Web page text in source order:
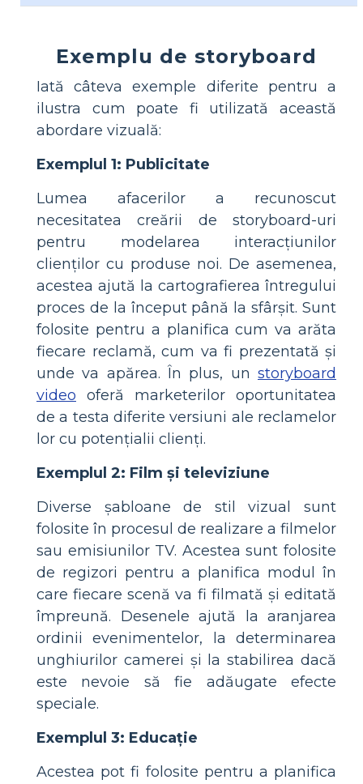
Exemplu de storyboard
Iată câteva exemple diferite pentru a
ilustra cum poate fi utilizată această
abordare vizuală:
Exemplul 1: Publicitate
Lumea afacerilor a recunoscut
necesitatea creării de storyboard-uri
pentru modelarea interacțiunilor
clienților cu produse noi. De asemenea,
acestea ajută la cartografierea întregului
proces de la început până la sfârșit. Sunt
folosite pentru a planifica cum va arăta
fiecare reclamă, cum va fi prezentată și
unde va apărea. În plus, un storyboard
video oferă marketerilor oportunitatea
de a testa diferite versiuni ale reclamelor
lor cu potențialii clienți.
Exemplul 2: Film și televiziune
Diverse șabloane de stil vizual sunt
folosite în procesul de realizare a filmelor
sau emisiunilor TV. Acestea sunt folosite
de regizori pentru a planifica modul în
care fiecare scenă va fi filmată și editată
împreună. Desenele ajută la aranjarea
ordinii evenimentelor, la determinarea
unghiurilor camerei și la stabilirea dacă
este nevoie să fie adăugate efecte
speciale.
Exemplul 3: Educație
Acestea pot fi folosite pentru a planifica